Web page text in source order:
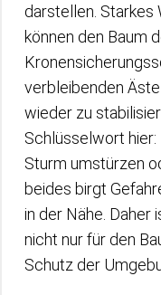
darstellen. Starkes
können den Baum
verbleibenden
wieder zu
Schlüsselwort hier:
Sturm umstürzen
beides birgt
in der Nähe. Daher
nicht nur für den
Schutz der